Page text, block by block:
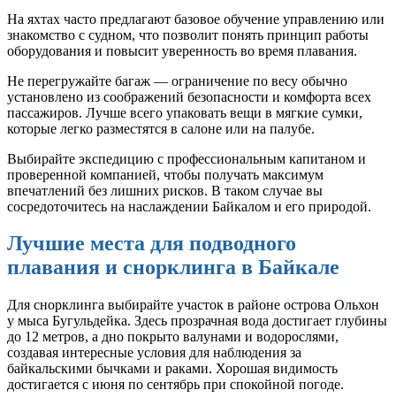
На яхтах часто предлагают базовое обучение управлению или
знакомство с судном, что позволит понять принцип работы
оборудования и повысит уверенность во время плавания.
Не перегружайте багаж — ограничение по весу обычно
установлено из соображений безопасности и комфорта всех
пассажиров. Лучше всего упаковать вещи в мягкие сумки,
которые легко разместятся в салоне или на палубе.
Выбирайте экспедицию с профессиональным капитаном и
проверенной компанией, чтобы получать максимум
впечатлений без лишних рисков. В таком случае вы
сосредоточитесь на наслаждении Байкалом и его природой.
Лучшие места для подводного
плавания и снорклинга в Байкале
Для снорклинга выбирайте участок в районе острова Ольхон
у мыса Бугульдейка. Здесь прозрачная вода достигает глубины
до 12 метров, а дно покрыто валунами и водорослями,
создавая интересные условия для наблюдения за
байкальскими бычками и раками. Хорошая видимость
достигается с июня по сентябрь при спокойной погоде.